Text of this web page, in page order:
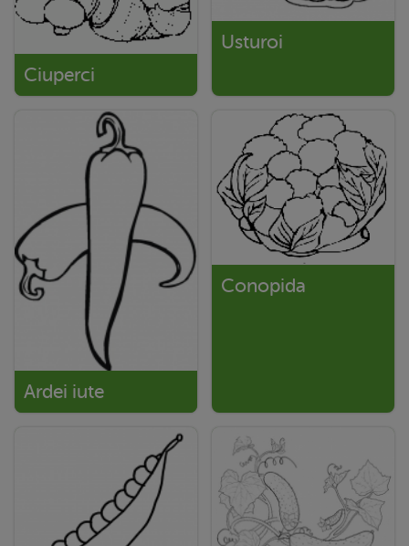
Ciuperci
Usturoi
Ardei iute
Conopida